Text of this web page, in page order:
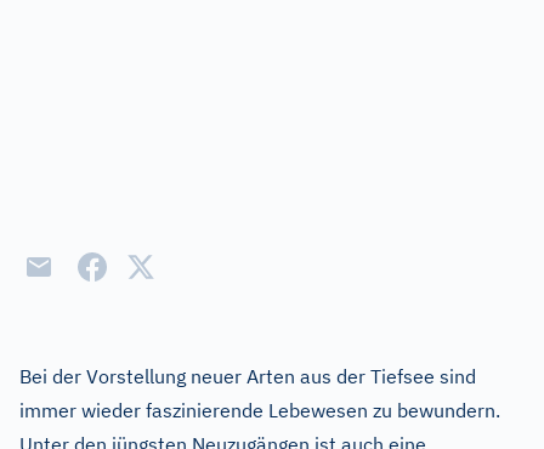
Bei der Vorstellung neuer Arten aus der Tiefsee sind
immer wieder faszinierende Lebewesen zu bewundern.
Unter den jüngsten Neuzugängen ist auch eine